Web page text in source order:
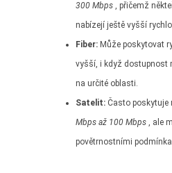
300 Mbps , přičemž
nabízejí ještě vyšší
Fiber: Může poskytovat
vyšší, i když dostupnost
na určité oblasti.
Satelit: Často poskytuje
Mbps až 100 Mbps , ale
povětrnostními